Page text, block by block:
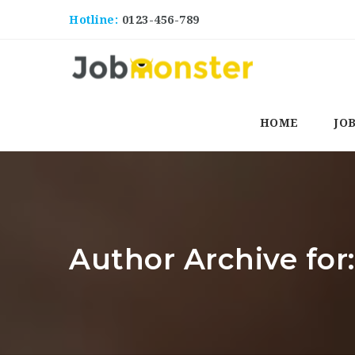
Hotline: 0123-456-789
HOME
Author Archive